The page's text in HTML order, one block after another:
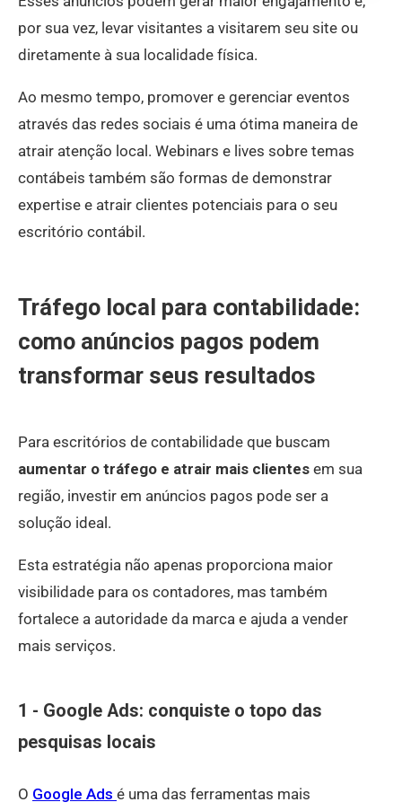
por sua vez, levar visitantes a visitarem seu site ou
diretamente à sua localidade física.
Ao mesmo tempo, promover e gerenciar eventos
através das redes sociais é uma ótima maneira de
atrair atenção local. Webinars e lives sobre temas
contábeis também são formas de demonstrar
expertise e atrair clientes potenciais para o seu
escritório contábil.
Tráfego local para contabilidade:
como anúncios pagos podem
transformar seus resultados
Para escritórios de contabilidade que buscam
aumentar o tráfego e atrair mais clientes em sua
região, investir em anúncios pagos pode ser a
solução ideal.
Esta estratégia não apenas proporciona maior
visibilidade para os contadores, mas também
fortalece a autoridade da marca e ajuda a vender
mais serviços.
1 - Google Ads: conquiste o topo das
pesquisas locais
O Google Ads é uma das ferramentas mais